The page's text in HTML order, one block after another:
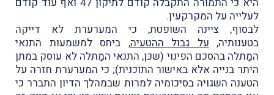
לעלייה על המקרקעין.
לבסוף, ציינה השופטת, כי המערערת לא דייקה
בטענותיה, על גבול ההטעיה, ביחס למשמעות התנאי
המַתלה בהסכם הפינוי (שכּן, התנאי המַתלה לא עוסק במתן
היתר בנייה אלא באישור התוכנית); כי המערערת חזרה על
הטענה השגויה בסיכומיה למרות שבמהלך הדיון התברר כי